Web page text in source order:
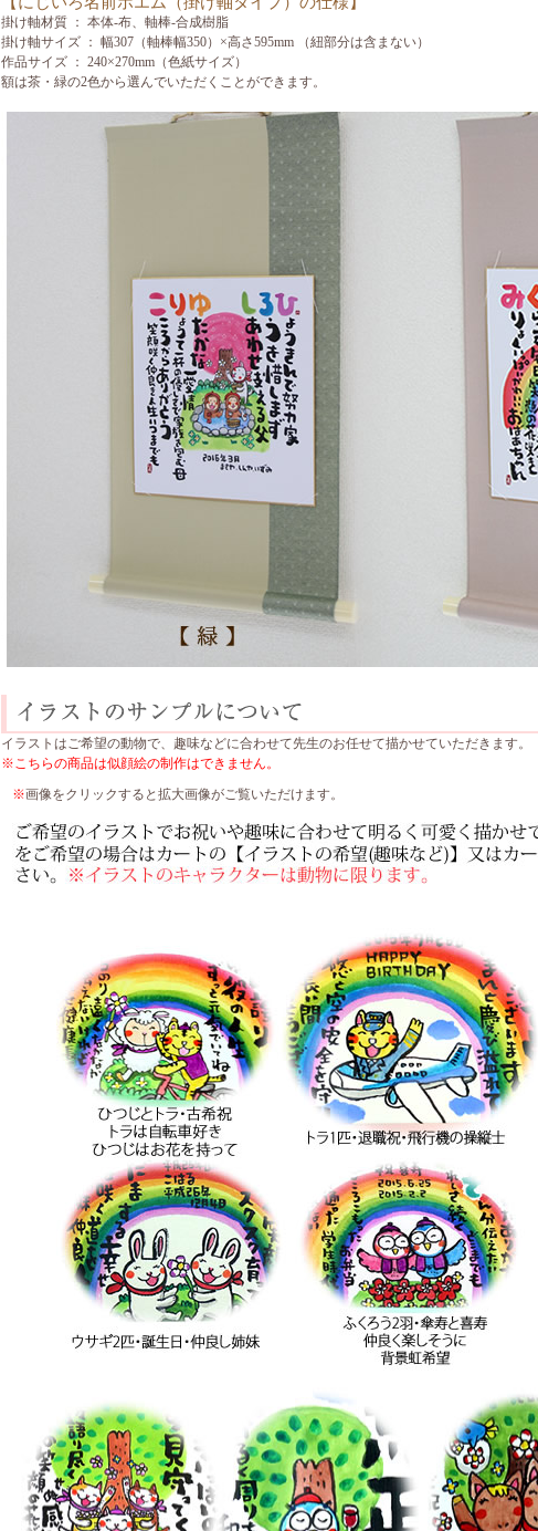
掛け軸材質 ： 本体-布、軸棒-合成樹脂
掛け軸サイズ ： 幅307（軸棒幅350）×高さ595mm （紐部分は含まない）
作品サイズ ： 240×270mm（色紙サイズ）
額は茶・緑の2色から選んでいただくことができます。
イラストはご希望の動物で、趣味などに合わせて先生のお任せて描かせていただきます。
※こちらの商品は似顔絵の制作はできません。
※画像をクリックすると拡大画像がご覧いただけます。